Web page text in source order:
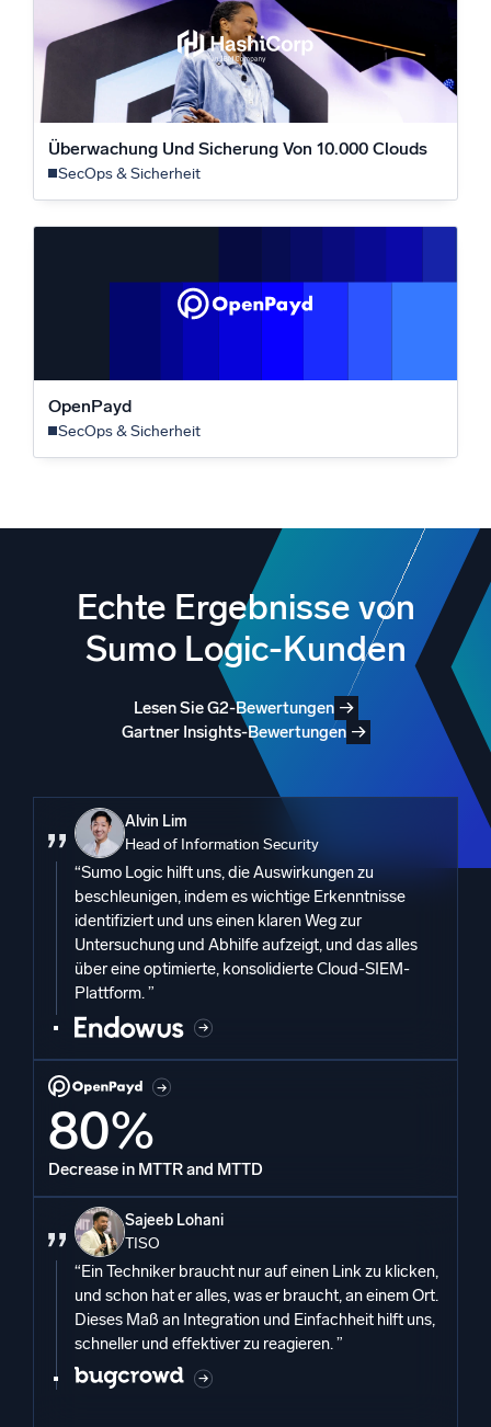
Überwachung Und Sicherung Von 10.000 Clouds
SecOps & Sicherheit
OpenPayd
SecOps & Sicherheit
Echte Ergebnisse von
Sumo Logic-Kunden
Lesen Sie G2-Bewertungen
Gartner Insights-Bewertungen
Alvin Lim
Head of Information Security
“Sumo Logic hilft uns, die Auswirkungen zu
beschleunigen, indem es wichtige Erkenntnisse
identifiziert und uns einen klaren Weg zur
Untersuchung und Abhilfe aufzeigt, und das alles
über eine optimierte, konsolidierte Cloud-SIEM-
Plattform. ”
80%
Decrease in MTTR and MTTD
Sajeeb Lohani
TISO
“Ein Techniker braucht nur auf einen Link zu klicken,
und schon hat er alles, was er braucht, an einem Ort.
Dieses Maß an Integration und Einfachheit hilft uns,
schneller und effektiver zu reagieren. ”